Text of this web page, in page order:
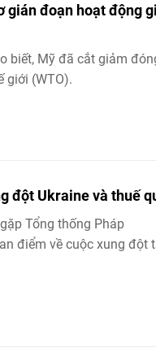
gián đoạn hoạt động
biết, Mỹ đã cắt giảm
giới (WTO).
đột Ukraine và thuế
Tổng thống Pháp
điểm về cuộc xung đột